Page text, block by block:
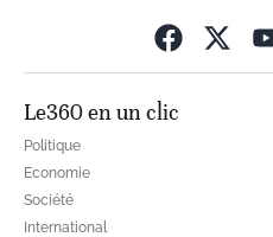
Le360 en un clic
Politique
Economie
Société
International